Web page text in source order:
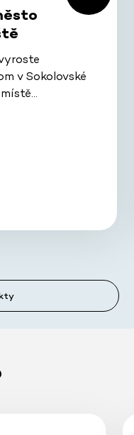
v Sokolovské